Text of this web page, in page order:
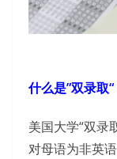
什么是”双录取“
美国大学“双录
对母语为非英